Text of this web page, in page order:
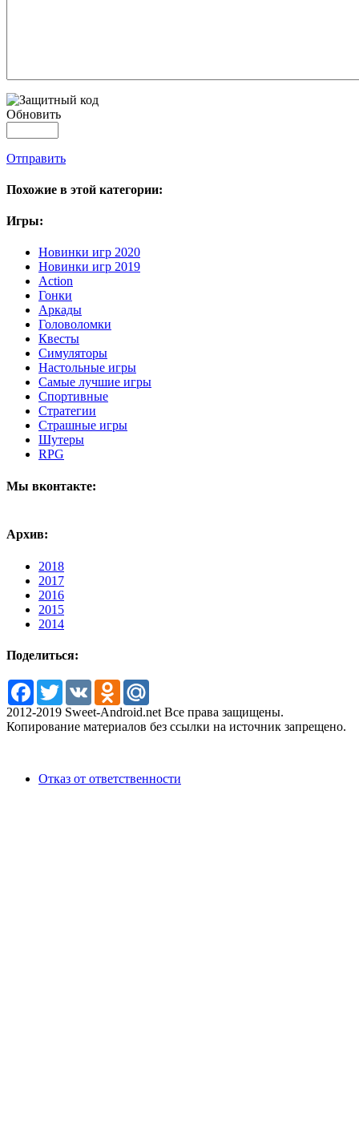
Обновить
Отправить
Похожие в этой категории:
Игры:
Новинки игр 2020
Новинки игр 2019
Action
Гонки
Аркады
Головоломки
Квесты
Симуляторы
Настольные игры
Самые лучшие игры
Спортивные
Стратегии
Страшные игры
Шутеры
RPG
Мы вконтакте:
Архив:
2018
2017
2016
2015
2014
Поделиться:
Facebook
TwitterVK Odnoklassniki
2012-2019 Sweet-Android.net Все права защищены.
Копирование материалов без ссылки на источник запрещено.
Отказ от ответственности